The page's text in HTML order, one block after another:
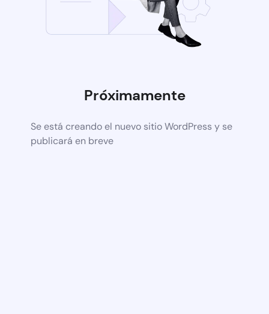
Próximamente
Se está creando el nuevo sitio WordPress y se
publicará en breve